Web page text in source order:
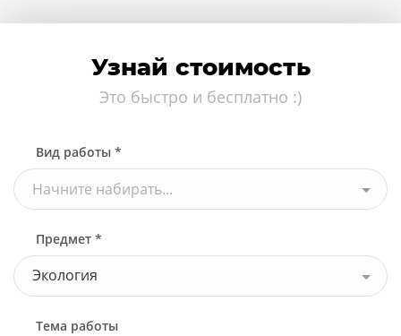
Узнай стоимость
Это быстро и бесплатно :)
Вид работы *
Начните набирать...
Предмет *
Экология
Тема работы